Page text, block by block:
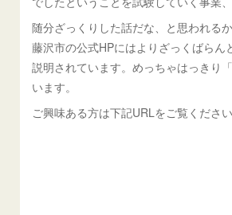
随分ざっくりした話だな、と思われるか
藤沢市の公式HPにはよりざっくばらん
説明されています。めっちゃはっきり
います。
ご興味ある方は下記URLをご覧ください